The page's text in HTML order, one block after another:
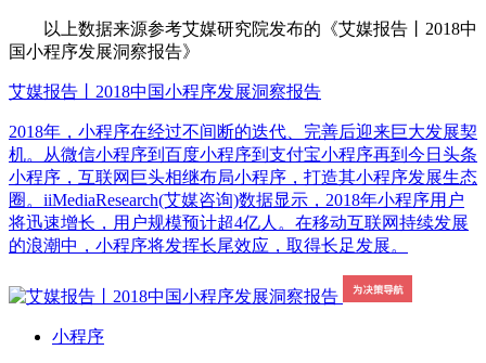
以上数据来源参考艾媒研究院发布的《艾媒报告丨2018中
国小程序发展洞察报告》
艾媒报告丨2018中国小程序发展洞察报告
2018年，小程序在经过不间断的迭代、完善后迎来巨大发展契
机。从微信小程序到百度小程序到支付宝小程序再到今日头条
小程序，互联网巨头相继布局小程序，打造其小程序发展生态
圈。iiMediaResearch(艾媒咨询)数据显示，2018年小程序用户
将迅速增长，用户规模预计超4亿人。在移动互联网持续发展
的浪潮中，小程序将发挥长尾效应，取得长足发展。
小程序